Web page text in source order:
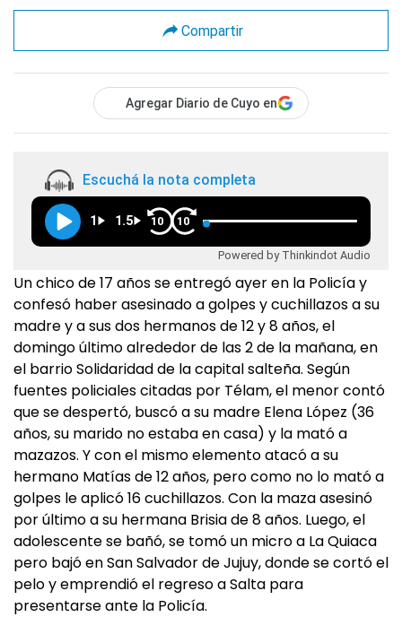
Compartir
Agregar Diario de Cuyo en
Escuchá la nota completa
1 1.5 10 10
Powered by Thinkindot Audio
Un chico de 17 años se entregó ayer en la Policía y
confesó haber asesinado a golpes y cuchillazos a su
madre y a sus dos hermanos de 12 y 8 años, el
domingo último alrededor de las 2 de la mañana, en
el barrio Solidaridad de la capital salteña. Según
fuentes policiales citadas por Télam, el menor contó
que se despertó, buscó a su madre Elena López (36
años, su marido no estaba en casa) y la mató a
mazazos. Y con el mismo elemento atacó a su
hermano Matías de 12 años, pero como no lo mató a
golpes le aplicó 16 cuchillazos. Con la maza asesinó
por último a su hermana Brisia de 8 años. Luego, el
adolescente se bañó, se tomó un micro a La Quiaca
pero bajó en San Salvador de Jujuy, donde se cortó el
pelo y emprendió el regreso a Salta para
presentarse ante la Policía.